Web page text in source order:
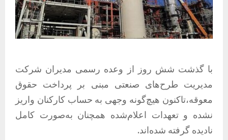
با گذشت شش روز از وعده رسمی مدیران شرکت
مدیریت طرح‌های صنعتی مبنی بر پرداخت حقوق
معوقه،تاکنون هیچ‌گونه وجهی به حساب کارکنان واریز
نشده و تعهدات اعلام‌شده همچنان به‌صورت کامل
نادیده گرفته شده‌اند.